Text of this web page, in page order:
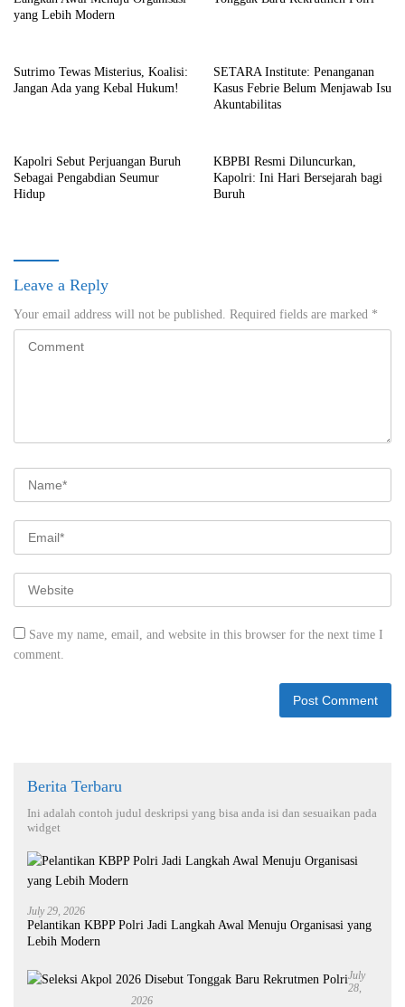
yang Lebih Modern
Sutrimo Tewas Misterius, Koalisi:
Jangan Ada yang Kebal Hukum!
SETARA Institute: Penanganan
Kasus Febrie Belum Menjawab Isu
Akuntabilitas
Kapolri Sebut Perjuangan Buruh
Sebagai Pengabdian Seumur
Hidup
KBPBI Resmi Diluncurkan,
Kapolri: Ini Hari Bersejarah bagi
Buruh
Leave a Reply
Your email address will not be published. Required fields are marked *
Save my name, email, and website in this browser for the next time I
comment.
Berita Terbaru
Ini adalah contoh judul deskripsi yang bisa anda isi dan sesuaikan pada
widget
July 29, 2026
Pelantikan KBPP Polri Jadi Langkah Awal Menuju Organisasi yang
Lebih Modern
July
28,
2026